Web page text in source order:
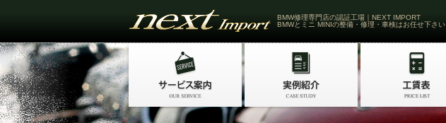
BMW修理専門店の認証工場｜NEXT IMPORT
BMWとミニ MINIの整備・修理・車検はお任せ下さい